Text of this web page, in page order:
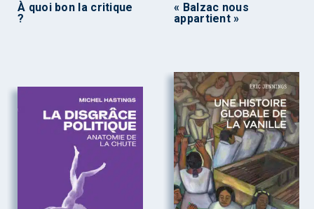
À quoi bon la critique
?
« Balzac nous
appartient »